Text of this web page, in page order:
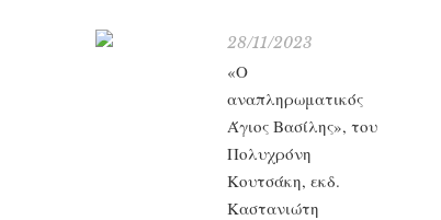
28/11/2023
«Ο
αναπληρωματικός
Άγιος Βασίλης», του
Πολυχρόνη
Κουτσάκη, εκδ.
Καστανιώτη